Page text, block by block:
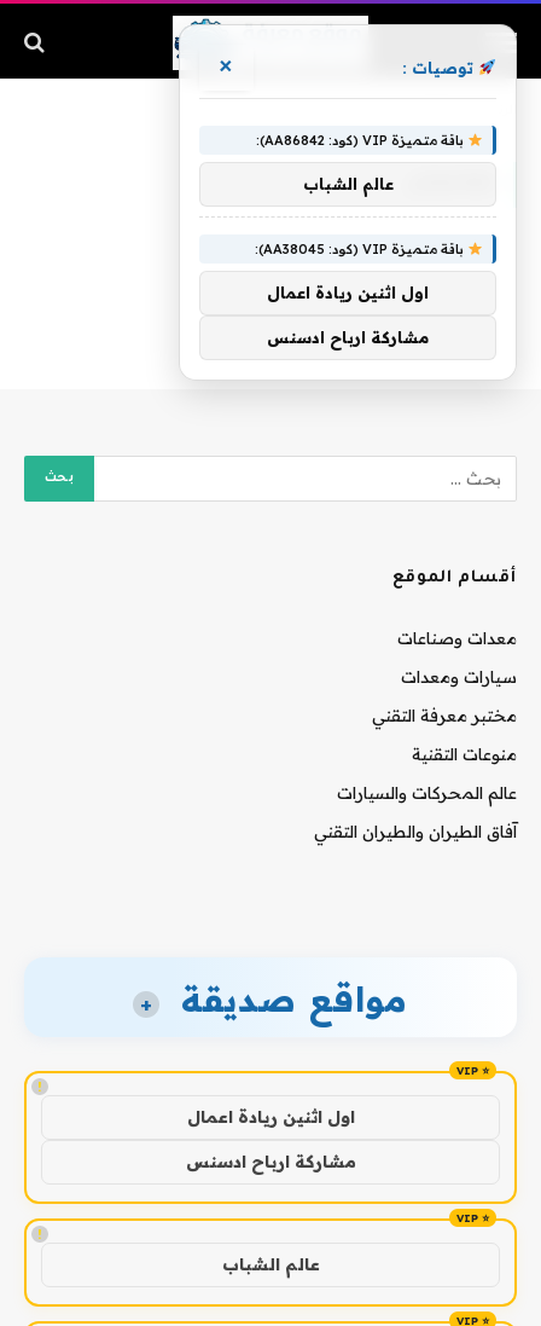
أقسام الموقع
معدات وصناعات
سيارات ومعدات
مختبر معرفة التقني
منوعات التقنية
عالم المحركات والسيارات
آفاق الطيران والطيران التقني
مواقع صديقة +
!
اول اثنين ريادة اعمال
مشاركة ارباح ادسنس
!
عالم الشباب
توصيات : ×
باقة متميزة VIP (كود: AA86842):
عالم الشباب
باقة متميزة VIP (كود: AA38045):
اول اثنين ريادة اعمال
مشاركة ارباح ادسنس